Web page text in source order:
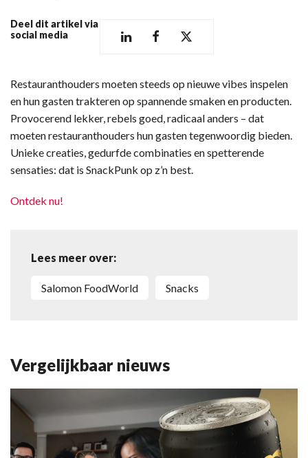
Deel dit artikel via
social media
Restauranthouders moeten steeds op nieuwe vibes inspelen
en hun gasten trakteren op spannende smaken en producten.
Provocerend lekker, rebels goed, radicaal anders – dat
moeten restauranthouders hun gasten tegenwoordig bieden.
Unieke creaties, gedurfde combinaties en spetterende
sensaties: dat is SnackPunk op z’n best.
Ontdek nu!
Lees meer over:
Salomon FoodWorld Snacks
Vergelijkbaar nieuws